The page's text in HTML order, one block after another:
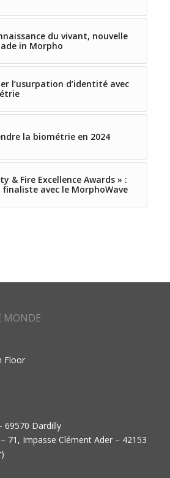
du vivant, nouvelle
in Morpho
l’usurpation d’identité avec
la biométrie en 2024
& Fire Excellence Awards » :
finaliste avec le MorphoWave
MONDE
Floor
69570 Dardilly
71, Impasse Clément Ader – 42153